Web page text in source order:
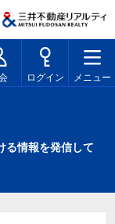
ログイン メニュー
る情報を発信して